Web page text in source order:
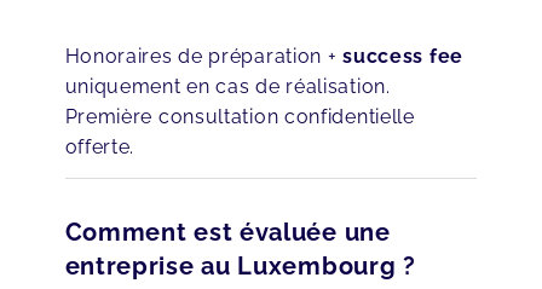
Honoraires de préparation +success fee
uniquement en cas de réalisation.
Première consultation confidentielle
offerte.
Comment est évaluée une
entreprise au Luxembourg ?